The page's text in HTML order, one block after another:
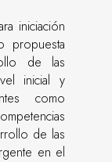
iniciación
propuesta
de las
inicial y
como
de las
en el